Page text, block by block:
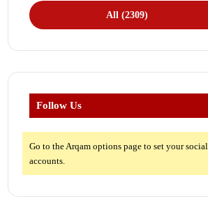
All (2309)
Follow Us
Go to the Arqam options page to set your social
accounts.